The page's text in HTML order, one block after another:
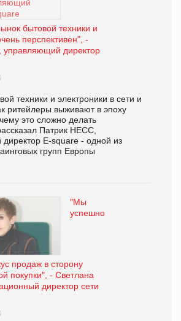
бытовой техники и
перспективен", -
директор
техники и электроники в сети и
ритейлеры выживают в эпоху
это сложно делать
Патрик НЕСС,
E-square - одной из
групп Европы
″Мы
успешно
продаж в сторону
покупки″, - Светлана
директор сети